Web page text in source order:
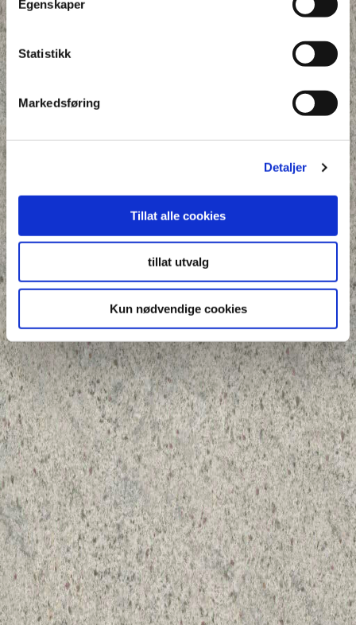
Egenskaper
Statistikk
Markedsføring
Detaljer
Tillat alle cookies
tillat utvalg
Kun nødvendige cookies